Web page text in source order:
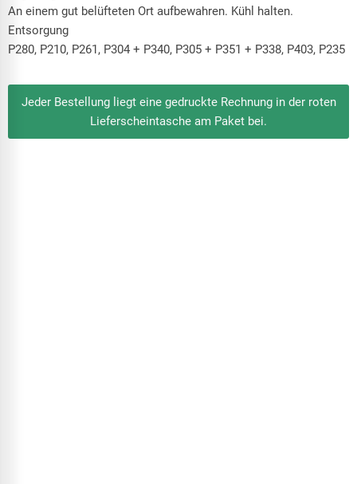
An einem gut belüfteten Ort aufbewahren. Kühl halten.
Entsorgung
P280, P210, P261, P304 + P340, P305 + P351 + P338, P403, P235
Jeder Bestellung liegt eine gedruckte Rechnung in der roten
Lieferscheintasche am Paket bei.